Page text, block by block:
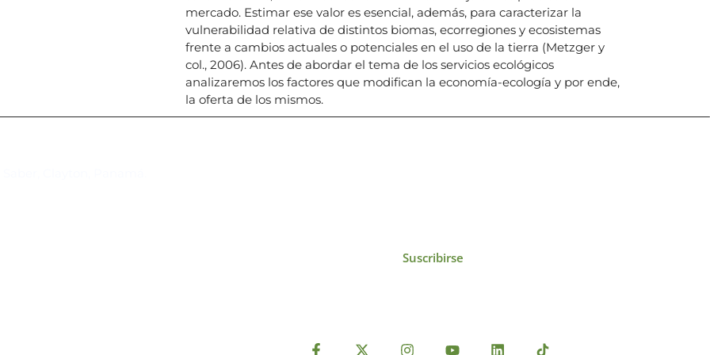
mercado. Estimar ese valor es esencial, además, para caracterizar la
vulnerabilidad relativa de distintos biomas, ecorregiones y ecosistemas
frente a cambios actuales o potenciales en el uso de la tierra (Metzger y
col., 2006). Antes de abordar el tema de los servicios ecológicos
analizaremos los factores que modifican la economía-ecología y por ende,
la oferta de los mismos.
Suscribirse